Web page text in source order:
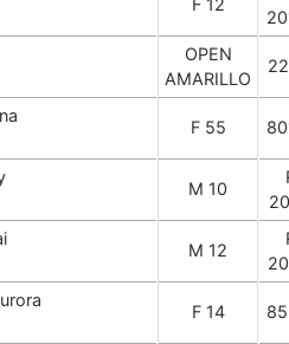
F 12
OPEN
AMARILLO
F 55
M 10
M 12
F 14